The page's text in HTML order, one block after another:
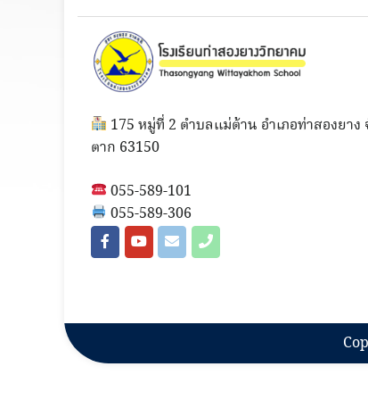
175 หมู่ที่ 2 ตำบลแม่ต้าน อำเภอท่าสองยาง
ตาก 63150
055-589-101
055-589-306